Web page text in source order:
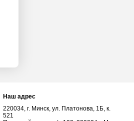
Наш адрес
220034, г. Минск, ул. Платонова, 1Б, к.
521